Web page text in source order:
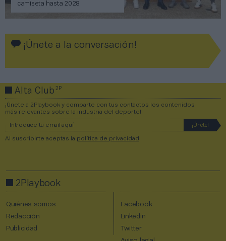
camiseta hasta 2028
¡Únete a la conversación!
Alta Club2P
¡Únete a 2Playbook y comparte con tus contactos los contenidos
más relevantes sobre la industria del deporte!
Al suscribirte aceptas la política de privacidad
2Playbook
Quiénes somos
Redacción
Publicidad
Facebook
Linkedin
Twitter